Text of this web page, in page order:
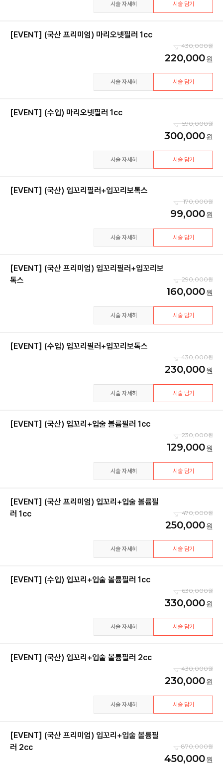
시술 자세히 시술 담기
[EVENT] (국산 프리미엄) 마리오넷필러 1cc
430,000
220,000
시술 자세히 시술 담기
[EVENT] (수입) 마리오넷필러 1cc
590,000
300,000
시술 자세히 시술 담기
[EVENT] (국산) 입꼬리필러+입꼬리보톡스
170,000
99,000
시술 자세히 시술 담기
[EVENT] (국산 프리미엄) 입꼬리필러+입꼬리보
톡스
290,000
160,000
시술 자세히 시술 담기
[EVENT] (수입) 입꼬리필러+입꼬리보톡스
430,000
230,000
시술 자세히 시술 담기
[EVENT] (국산) 입꼬리+입술 볼륨필러 1cc
230,000
129,000
시술 자세히 시술 담기
[EVENT] (국산 프리미엄) 입꼬리+입술 볼륨필
러 1cc
470,000
250,000
시술 자세히 시술 담기
[EVENT] (수입) 입꼬리+입술 볼륨필러 1cc
630,000
330,000
시술 자세히 시술 담기
[EVENT] (국산) 입꼬리+입술 볼륨필러 2cc
430,000
230,000
시술 자세히 시술 담기
[EVENT] (국산 프리미엄) 입꼬리+입술 볼륨필
러 2cc
870,000
450,000